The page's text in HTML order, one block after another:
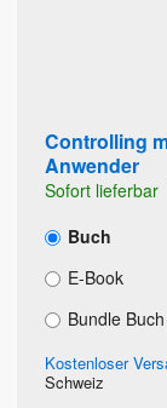
Controlling
Anwender
Sofort lieferbar
Buch
E-Book
Bundle
Kostenloser
Schweiz